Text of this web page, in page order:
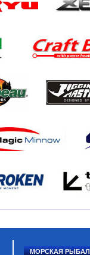
МОРСКАЯ